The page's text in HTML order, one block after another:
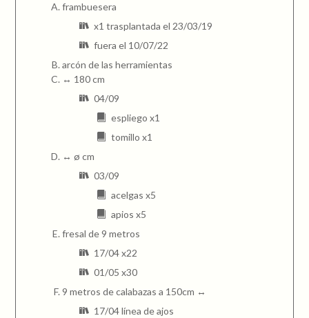
frambuesera
x1 trasplantada el 23/03/19
fuera el 10/07/22
arcón de las herramientas
↔ 180 cm
04/09
espliego x1
tomillo x1
↔ ø cm
03/09
acelgas x5
apios x5
fresal de 9 metros
17/04 x22
01/05 x30
9 metros de calabazas a 150cm ↔
17/04 línea de ajos